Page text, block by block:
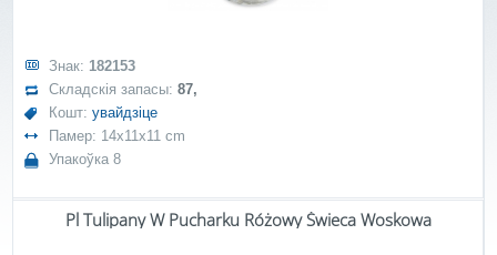
Знак: 182153
Складскія запасы:87,
Кошт:увайдзіце
Памер: 14x11x11 cm
Упакоўка 8
Pl Tulipany W Pucharku Różowy Świeca Woskowa